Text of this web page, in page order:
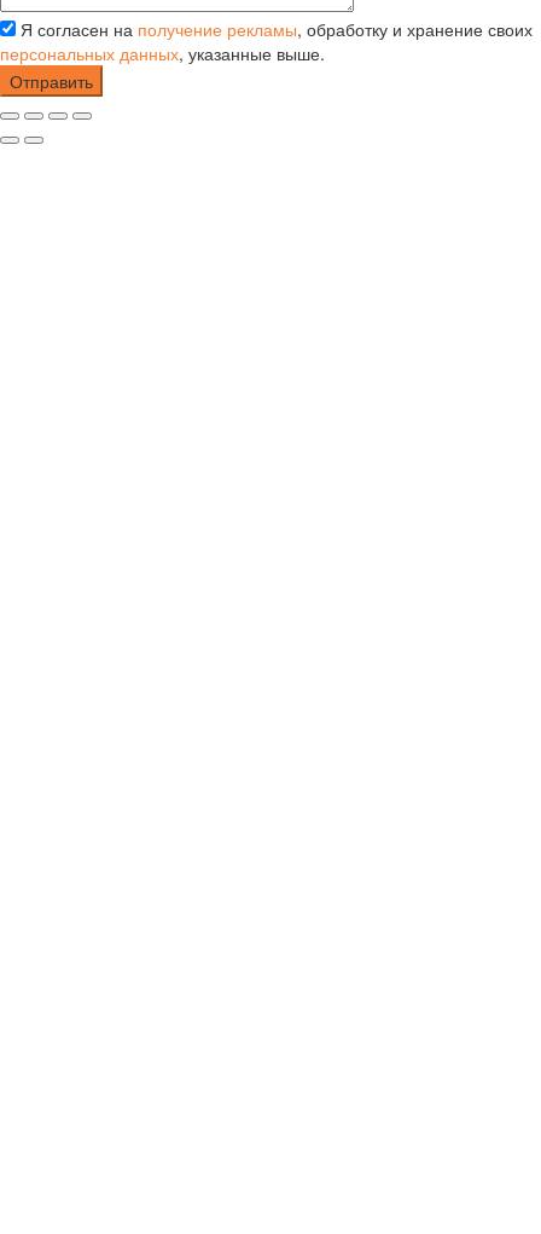
Я согласен на получение рекламы, обработку и хранение своих
персональных данных, указанные выше.